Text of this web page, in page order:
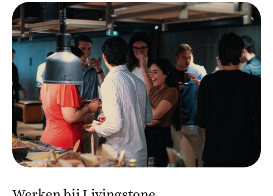
Werken bij Livingstone